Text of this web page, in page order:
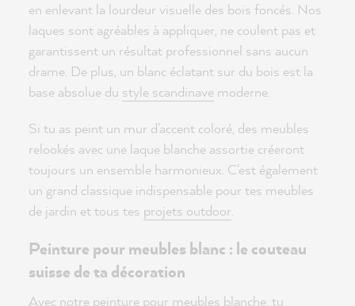
en enlevant la lourdeur visuelle des bois foncés. Nos
laques sont agréables à appliquer, ne coulent pas et
garantissent un résultat professionnel sans aucun
drame. De plus, un blanc éclatant sur du bois est la
base absolue du style scandinave moderne.
Si tu as peint un mur d'accent coloré, des meubles
relookés avec une laque blanche assortie créeront
toujours un ensemble harmonieux. C'est également
un grand classique indispensable pour tes meubles
de jardin et tous tes projets outdoor.
Peinture pour meubles blanc : le couteau
suisse de ta décoration
Avec notre peinture pour meubles blanche, tu